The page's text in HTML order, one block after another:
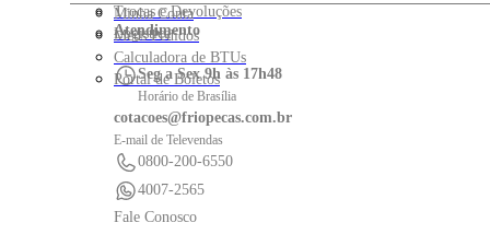
Trocas e Devoluções
Logística
Minha Conta
Meus Pedidos
Calculadora de BTUs
Portal de Boletos
Atendimento
Seg a Sex 9h às 17h48
Horário de Brasília
cotacoes@friopecas.com.br
E-mail de Televendas
0800-200-6550
4007-2565
Fale Conosco